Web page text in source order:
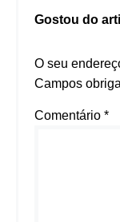
Gostou do
O seu
Campos
Comentário *